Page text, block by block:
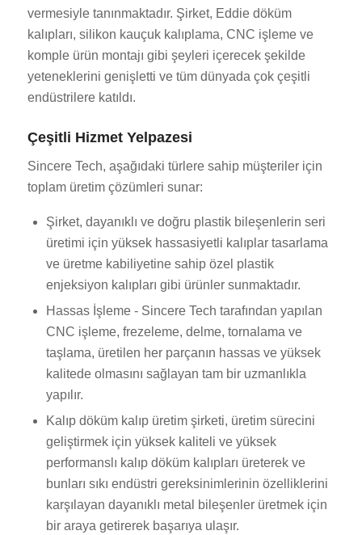
vermesiyle tanınmaktadır. Şirket, Eddie döküm
kalıpları, silikon kauçuk kalıplama, CNC işleme ve
komple ürün montajı gibi şeyleri içerecek şekilde
yeteneklerini genişletti ve tüm dünyada çok çeşitli
endüstrilere katıldı.
Çeşitli Hizmet Yelpazesi
Sincere Tech, aşağıdaki türlere sahip müşteriler için
toplam üretim çözümleri sunar:
Şirket, dayanıklı ve doğru plastik bileşenlerin seri
üretimi için yüksek hassasiyetli kalıplar tasarlama
ve üretme kabiliyetine sahip özel plastik
enjeksiyon kalıpları gibi ürünler sunmaktadır.
Hassas İşleme - Sincere Tech tarafından yapılan
CNC işleme, frezeleme, delme, tornalama ve
taşlama, üretilen her parçanın hassas ve yüksek
kalitede olmasını sağlayan tam bir uzmanlıkla
yapılır.
Kalıp döküm kalıp üretim şirketi, üretim sürecini
geliştirmek için yüksek kaliteli ve yüksek
performanslı kalıp döküm kalıpları üreterek ve
bunları sıkı endüstri gereksinimlerinin özelliklerini
karşılayan dayanıklı metal bileşenler üretmek için
bir araya getirerek başarıya ulaşır.